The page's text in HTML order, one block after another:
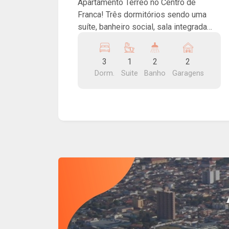
Apartamento Térreo no Centro de
Franca! Três dormitórios sendo uma
suíte, banheiro social, sala integrada
claridade e duas vagas de garagem.
3
Dorm.
1
Suite
2
Banho
2
Garagens